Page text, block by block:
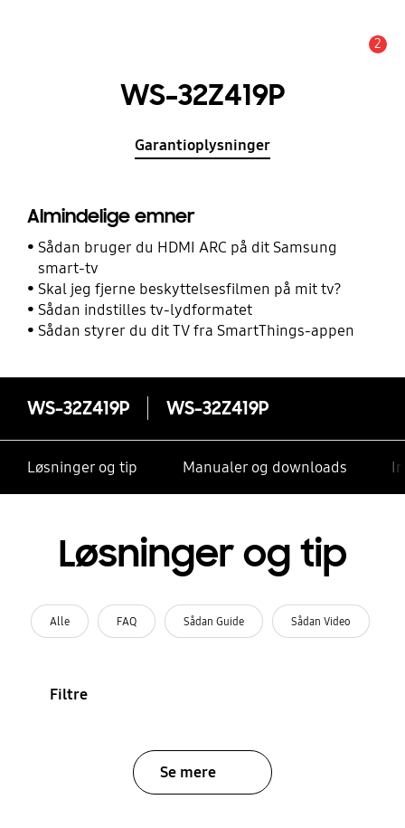
2
WS-32Z419P
Garantioplysninger
Almindelige emner
Sådan bruger du HDMI ARC på dit Samsung
smart-tv
Skal jeg fjerne beskyttelsesfilmen på mit tv?
Sådan indstilles tv-lydformatet
Sådan styrer du dit TV fra SmartThings-appen
WS-32Z419P WS-32Z419P
Løsninger og tip Manualer og downloads
Løsninger og tip
Alle FAQ Sådan Guide Sådan Video
Filtre
Se mere